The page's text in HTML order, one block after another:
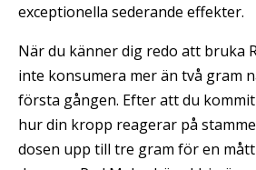
exceptionella sederande effekter.
När du känner dig redo att bruka
inte konsumera mer än två gram
första gången. Efter att du
hur din kropp reagerar på
dosen upp till tre gram för en